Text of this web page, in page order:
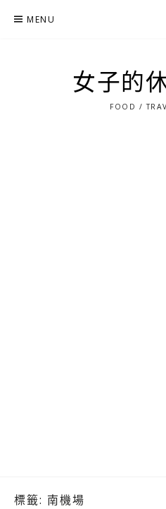
MENU
女子的
FOOD /
標籤: 南機場